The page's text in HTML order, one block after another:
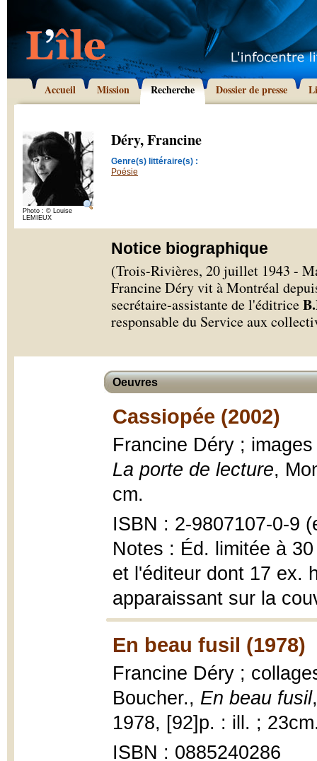
Accueil Mission Recherche Dossier de presse
Photo : © Louise
LEMIEUX
Déry, Francine
Genre(s) littéraire(s) :
Poésie
Notice biographique
(Trois-Rivières, 20 juillet 1943 -
Francine Déry vit à Montréal
secrétaire-assistante de l'éditrice
responsable du Service aux
Oeuvres
Cassiopée (2002)
Francine Déry ;
La porte de lecture,
cm.
ISBN : 2-9807107-0-9
Notes : Éd. limitée à
et l'éditeur dont 17 ex.
apparaissant sur la
En beau fusil (1978)
Francine Déry ;
Boucher., En beau fusil
1978, [92]p. : ill. ;
ISBN : 0885240286